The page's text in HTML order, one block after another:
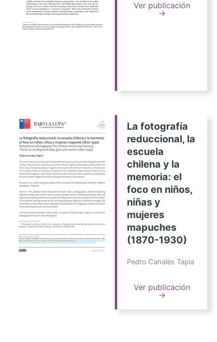
Ver publicación
→
La fotografía
reduccional, la
escuela
chilena y la
memoria: el
foco en niños,
niñas y
mujeres
mapuches
(1870-1930)
Pedro Canales Tapia
Ver publicación
→